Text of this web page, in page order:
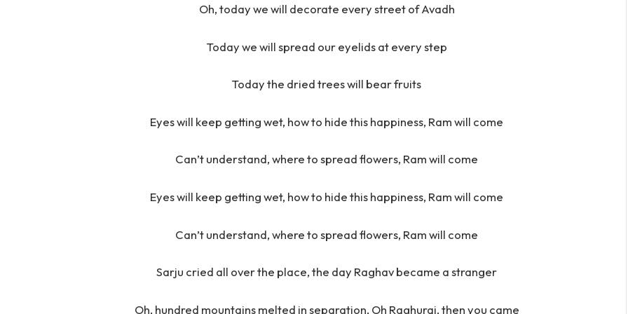
Oh, today we will decorate every street of Avadh
Today we will spread our eyelids at every step
Today the dried trees will bear fruits
Eyes will keep getting wet, how to hide this happiness, Ram will come
Can’t understand, where to spread flowers, Ram will come
Eyes will keep getting wet, how to hide this happiness, Ram will come
Can’t understand, where to spread flowers, Ram will come
Sarju cried all over the place, the day Raghav became a stranger
Oh, hundred mountains melted in separation, Oh Raghurai, then you came